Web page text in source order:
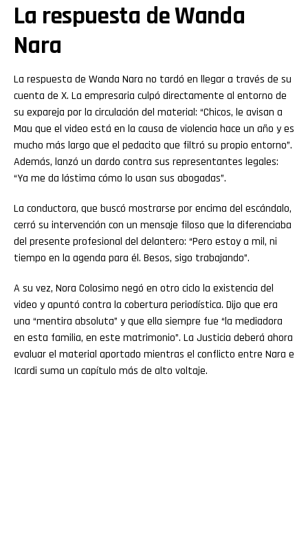
La respuesta de Wanda
Nara
La respuesta de Wanda Nara no tardó en llegar a través de su
cuenta de X. La empresaria culpó directamente al entorno de
su expareja por la circulación del material: “Chicos, le avisan a
Mau que el video está en la causa de violencia hace un año y es
mucho más largo que el pedacito que filtró su propio entorno”.
Además, lanzó un dardo contra sus representantes legales:
“Ya me da lástima cómo lo usan sus abogadas”.
La conductora, que buscó mostrarse por encima del escándalo,
cerró su intervención con un mensaje filoso que la diferenciaba
del presente profesional del delantero: “Pero estoy a mil, ni
tiempo en la agenda para él. Besos, sigo trabajando”.
A su vez, Nora Colosimo negó en otro ciclo la existencia del
video y apuntó contra la cobertura periodística. Dijo que era
una “mentira absoluta” y que ella siempre fue “la mediadora
en esta familia, en este matrimonio”. La Justicia deberá ahora
evaluar el material aportado mientras el conflicto entre Nara e
Icardi suma un capítulo más de alto voltaje.